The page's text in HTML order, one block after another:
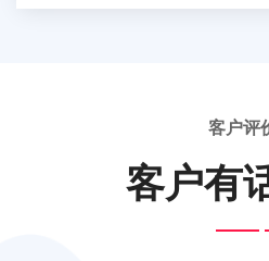
客户评
客户有